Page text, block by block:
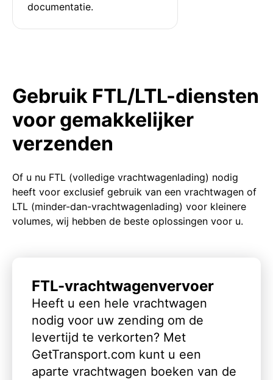
documentatie.
Gebruik FTL/LTL-diensten
voor gemakkelijker
verzenden
Of u nu FTL (volledige vrachtwagenlading) nodig
heeft voor exclusief gebruik van een vrachtwagen of
LTL (minder-dan-vrachtwagenlading) voor kleinere
volumes, wij hebben de beste oplossingen voor u.
FTL-vrachtwagenvervoer
Heeft u een hele vrachtwagen
nodig voor uw zending om de
levertijd te verkorten? Met
GetTransport.com kunt u een
aparte vrachtwagen boeken van de